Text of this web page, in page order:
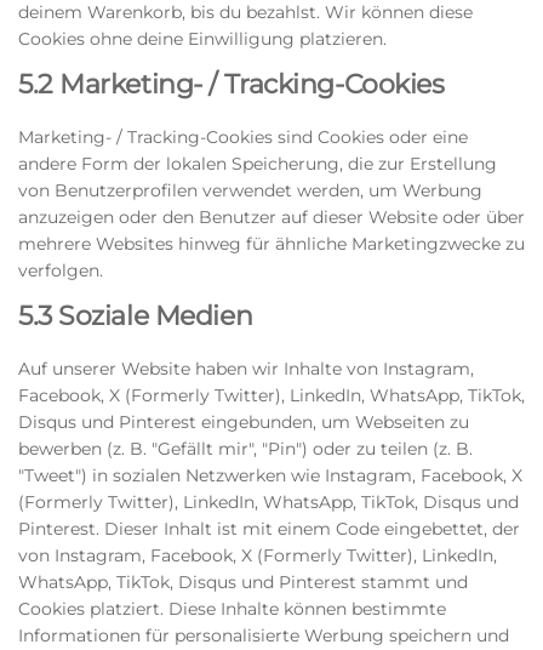
deinem Warenkorb, bis du bezahlst. Wir können diese
Cookies ohne deine Einwilligung platzieren.
5.2 Marketing- / Tracking-Cookies
Marketing- / Tracking-Cookies sind Cookies oder eine
andere Form der lokalen Speicherung, die zur Erstellung
von Benutzerprofilen verwendet werden, um Werbung
anzuzeigen oder den Benutzer auf dieser Website oder über
mehrere Websites hinweg für ähnliche Marketingzwecke zu
verfolgen.
5.3 Soziale Medien
Auf unserer Website haben wir Inhalte von Instagram,
Facebook, X (Formerly Twitter), LinkedIn, WhatsApp, TikTok,
Disqus und Pinterest eingebunden, um Webseiten zu
bewerben (z. B. "Gefällt mir", "Pin") oder zu teilen (z. B.
"Tweet") in sozialen Netzwerken wie Instagram, Facebook, X
(Formerly Twitter), LinkedIn, WhatsApp, TikTok, Disqus und
Pinterest. Dieser Inhalt ist mit einem Code eingebettet, der
von Instagram, Facebook, X (Formerly Twitter), LinkedIn,
WhatsApp, TikTok, Disqus und Pinterest stammt und
Cookies platziert. Diese Inhalte können bestimmte
Informationen für personalisierte Werbung speichern und